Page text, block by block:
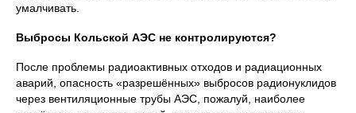
умалчивать.
Выбросы Кольской АЭС не контролируются?
После проблемы радиоактивных отходов и радиационных
аварий, опасность «разрешённых» выбросов радионуклидов
через вентиляционные трубы АЭС, пожалуй, наиболее